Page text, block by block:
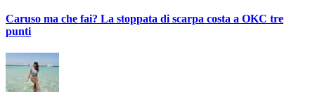
Caruso ma che fai? La stoppata di scarpa costa a OKC tre
punti